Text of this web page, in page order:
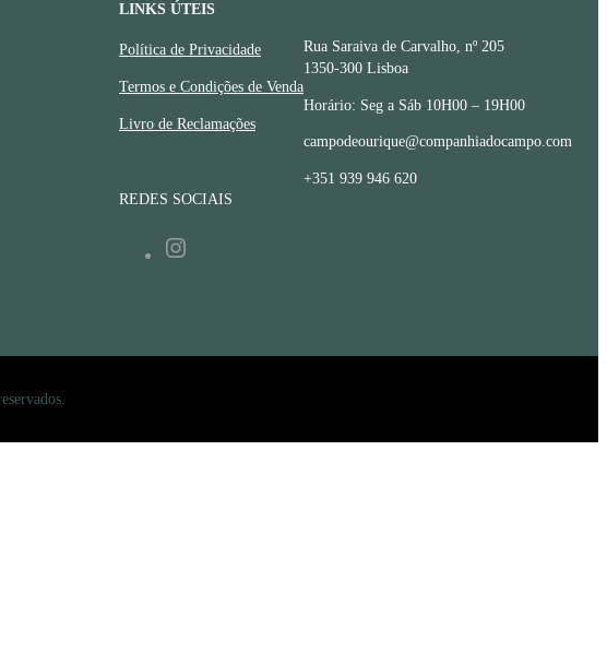
LINKS ÚTEIS
Política de Privacidade
Termos e Condições de Venda
Livro de Reclamações
REDES SOCIAIS
Rua Saraiva de Carvalho, nº 205
1350-300 Lisboa
Horário: Seg a Sáb 10H00 – 19H00
campodeourique@companhiadocampo.com
+351 939 946 620